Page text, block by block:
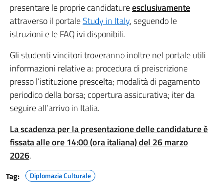
presentare le proprie candidatureesclusivamente
attraverso il portaleStudy in Italy, seguendo le
istruzioni e le FAQ ivi disponibili.
Gli studenti vincitori troveranno inoltre nel portale utili
informazioni relative a: procedura di preiscrizione
presso l’istituzione prescelta; modalità di pagamento
periodico della borsa; copertura assicurativa; iter da
seguire all’arrivo in Italia.
La scadenza per la presentazione delle candidature è
fissata alle ore 14:00 (ora italiana) del 26 marzo
2026.
Tag: Diplomazia Culturale